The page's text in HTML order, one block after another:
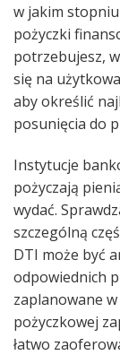
w jakim stopniu
pożyczki
potrzebujesz,
się na
aby określić
posunięcia do
Instytucje
pożyczają
wydać.
szczególną
DTI może być
odpowiednich
zaplanowane
pożyczkowej
łatwo